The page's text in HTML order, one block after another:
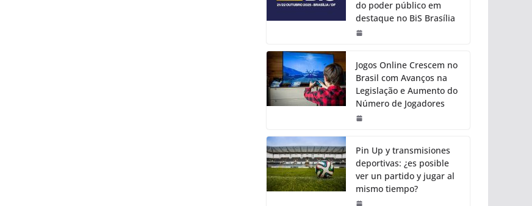
do poder público em
destaque no BiS Brasília
Jogos Online Crescem no
Brasil com Avanços na
Legislação e Aumento do
Número de Jogadores
Pin Up y transmisiones
deportivas: ¿es posible
ver un partido y jugar al
mismo tiempo?